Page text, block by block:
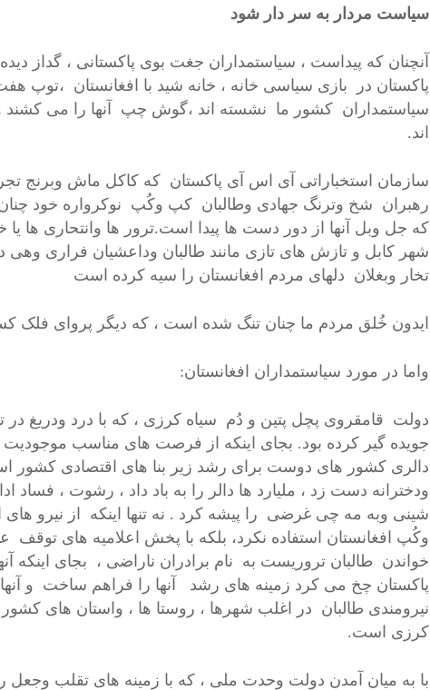
سیاست مردار به سر دار شود
آنچنان که پیداست ، سیاستمداران جغت بوی پاکستانی ، گداز
پاکستان در بازی سیاسی خانه ، خانه شید با افغانستان ،توپ
سیاستمداران کشور ما نشسته اند ،گوش چپ آنها را می کشند
اند.
سازمان استخباراتی آی اس آی پاکستان که کاکل ماش وبرنج
رهبران شخ وترنگ جهادی وطالبان کپ وکُپ نوکرواره خود چنان
شهر کابل و تازش های تازی مانند طالبان وداعشیان فراری وهی
تخار وبغلان دلهای مردم افغانستان را سیه کرده است
ایدون خُلق مردم ما چنان تنگ شده است ، که دیگر پروای فلک
واما در مورد سیاستمداران افغانستان:
دولت قامقروی پچل پتین و دُم سیاه کرزی ، که با درد ودریغ در
جویده گیر کرده بود. بجای اینکه از فرصت های مناسب موجودیت
دالری کشور های دوست برای رشد زیر بنا های اقتصادی کشور
ودخترانه دست زد ، ملیارد ها دالر را به باد داد ، رشوت ، فساد
شینی وبه مه چی غرضی را پیشه کرد . نه تنها اینکه از نیرو
وکُپ افغانستان استفاده نکرد، بلکه با پخش اعلامیه های
خواندن طالبان تروریست به نام برادران ناراضی ، بجای اینکه
پاکستان چخ می کرد زمینه های رشد آنها را فراهم ساخت و آنها
نیرومندی طالبان در اغلب شهرها ، روستا ها ، واستان های
کرزی است.
با به میان آمدن دولت وحدت ملی ، که با زمینه های تقلب وجعل